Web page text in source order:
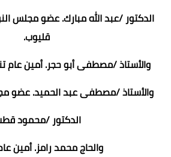
الدكتور /عبد الله مبارك. عضو مجلس
قليوب.
والأستاذ /مصطفى أبو حجر. أمين عام
والأستاذ /مصطفى عبد الحميد. عضو
الدكتور /محمود
والحاج محمد رامز. أمين